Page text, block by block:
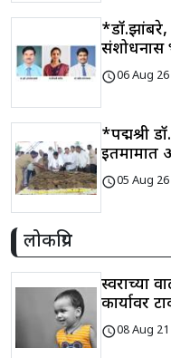
*डॉ.झांबरे,
संशोधनास
schedule06 Aug 26
*पद्मश्री
इतमामात
schedule05 Aug 26
लोकप्रिय
स्वराच्या
कार्यावर
schedule08 Aug 21